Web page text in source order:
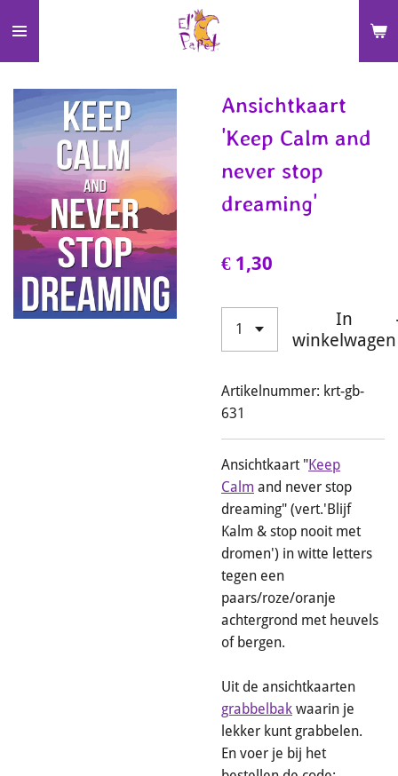
direct
naar
de
hoofdinhoud
Ansichtkaart
'Keep Calm and
never stop
dreaming'
€ 1,30
In
winkelwagen
Artikelnummer: krt-gb-
631
Ansichtkaart "Keep
Calm and never stop
dreaming" (vert.'Blijf
Kalm & stop nooit met
dromen') in witte letters
tegen een
paars/roze/oranje
achtergrond met heuvels
of bergen.
Uit de ansichtkaarten
grabbelbak waarin je
lekker kunt grabbelen.
En voer je bij het